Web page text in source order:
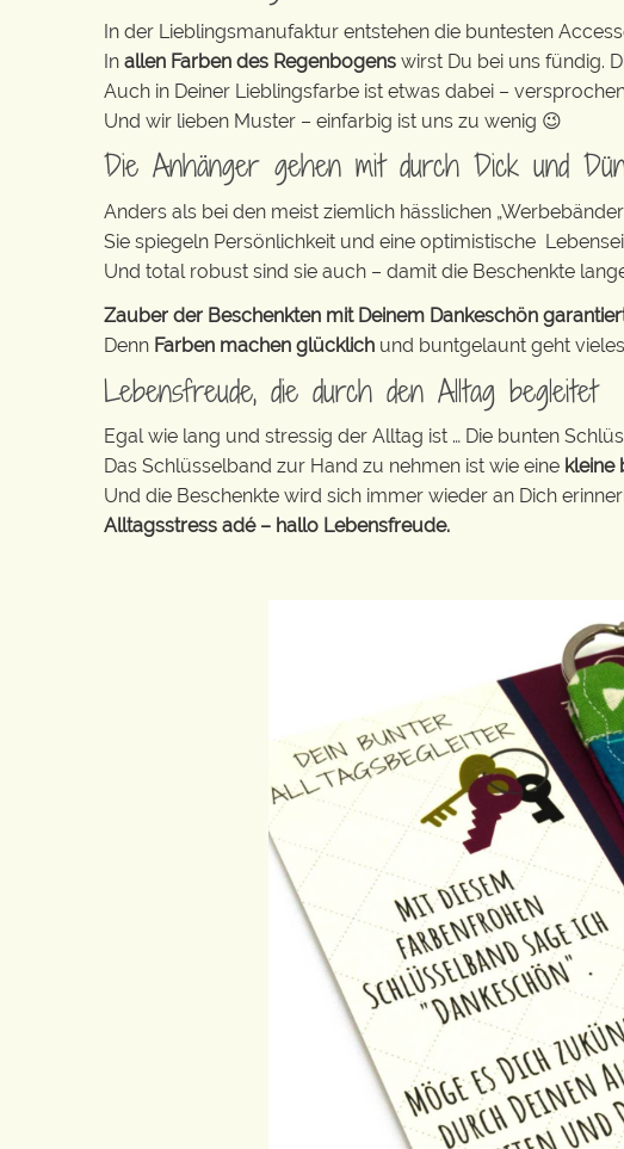
In der Lieblingsmanufaktur entstehen die buntesten
In allen Farben des Regenbogens wirst Du bei uns fündig.
Auch in Deiner Lieblingsfarbe ist etwas dabei –
Und wir lieben Muster – einfarbig ist uns zu wenig 😉
Die Anhänger gehen mit durch Dick und
Anders als bei den meist ziemlich hässlichen
Sie spiegeln Persönlichkeit und eine optimistische
Und total robust sind sie auch – damit die Beschenkte
Zauber der Beschenkten mit Deinem Dankeschön
Denn Farben machen glücklich und buntgelaunt geht
Lebensfreude, die durch den Alltag begleitet
Egal wie lang und stressig der Alltag ist … Die bunten
Das Schlüsselband zur Hand zu nehmen ist wie eine kleine
Und die Beschenkte wird sich immer wieder an Dich
Alltagsstress adé – hallo Lebensfreude.